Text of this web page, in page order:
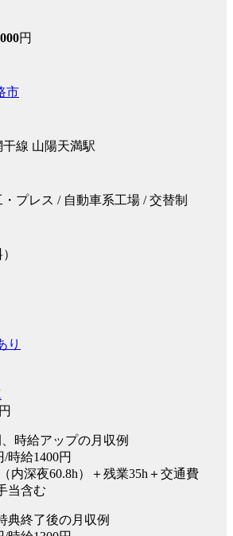
円
市
線 山陽天満駅
プレス / 自動車系工場 / 交替制
り
円
時給アップの月収例
/時給1400円
内深夜60.8h）＋残業35h＋交通費
当含む
典終了後の月収例